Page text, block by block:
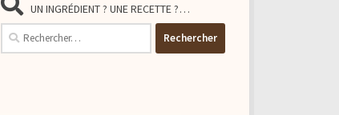
UN INGRÉDIENT ? UNE RECETTE ?…
Rechercher :